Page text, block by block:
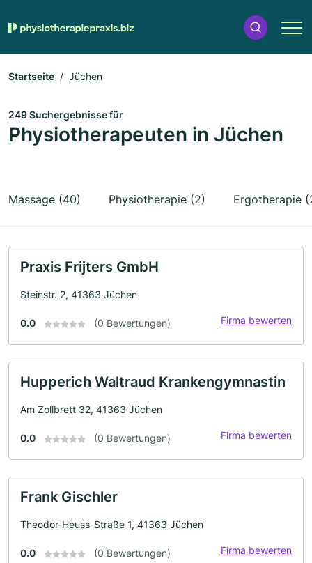
Startseite Jüchen
249 Suchergebnisse für
Physiotherapeuten in Jüchen
Massage (40) Physiotherapie (2) Ergotherapie
Praxis Frijters GmbH
Steinstr. 2, 41363 Jüchen
0.0 (0 Bewertungen) Firma bewerten
Hupperich Waltraud Krankengymnastin
Am Zollbrett 32, 41363 Jüchen
0.0 (0 Bewertungen) Firma bewerten
Frank Gischler
Theodor-Heuss-Straße 1, 41363 Jüchen
0.0 (0 Bewertungen) Firma bewerten